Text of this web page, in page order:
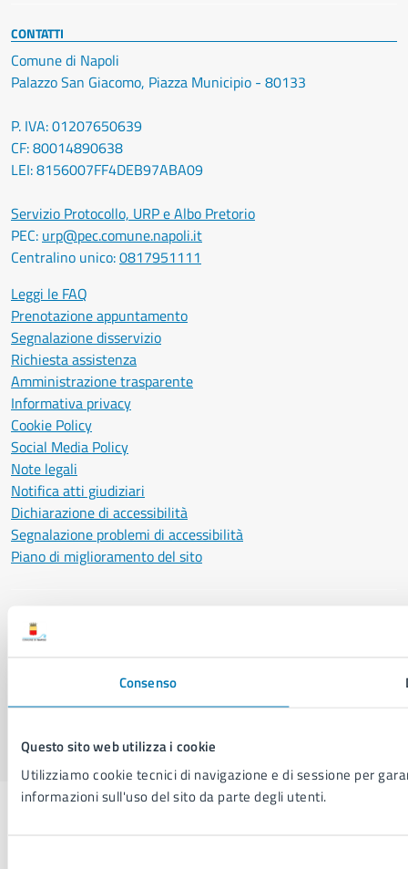
Consenso
Questo sito web utilizza i cookie
Utilizziamo cookie tecnici di navigazione e di sessione per
informazioni sull'uso del sito da parte degli utenti.
CONTATTI
Comune di Napoli
Palazzo San Giacomo, Piazza Municipio - 80133
P. IVA: 01207650639
CF: 80014890638
LEI: 8156007FF4DEB97ABA09
Servizio Protocollo, URP e Albo Pretorio
PEC: urp@pec.comune.napoli.it
Centralino unico:0817951111
Leggi le FAQ
Prenotazione appuntamento
Segnalazione disservizio
Richiesta assistenza
Amministrazione trasparente
Informativa privacy
Cookie Policy
Social Media Policy
Note legali
Notifica atti giudiziari
Dichiarazione di accessibilità
Segnalazione problemi di accessibilità
Piano di miglioramento del sito
SEGUICI SU
Facebook
Sito di archivio Crediti Mappa del sito